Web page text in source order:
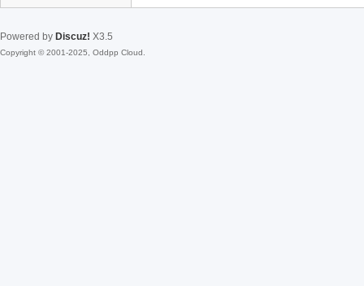
Powered by Discuz! X3.5
Copyright © 2001-2025, Oddpp Cloud.